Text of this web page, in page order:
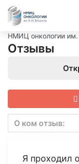
НМИЦ онкологии
Отзывы
О ком отзыв:
Я проходил